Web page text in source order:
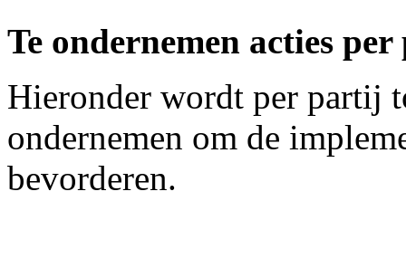
Te ondernemen acties
Hieronder wordt per partij
ondernemen om de
bevorderen.